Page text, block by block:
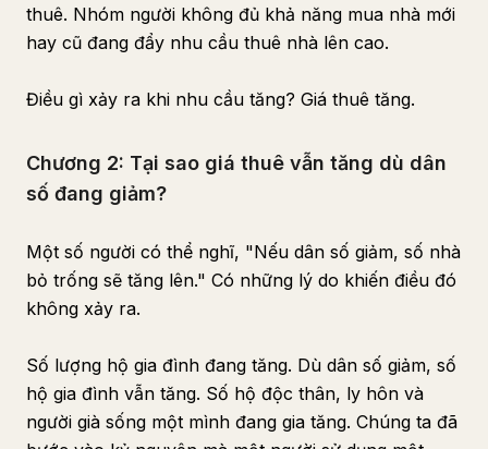
thuê. Nhóm người không đủ khả năng mua nhà mới
hay cũ đang đẩy nhu cầu thuê nhà lên cao.
Điều gì xảy ra khi nhu cầu tăng? Giá thuê tăng.
Chương 2: Tại sao giá thuê vẫn tăng dù dân
số đang giảm?
Một số người có thể nghĩ, "Nếu dân số giảm, số nhà
bỏ trống sẽ tăng lên." Có những lý do khiến điều đó
không xảy ra.
Số lượng hộ gia đình đang tăng. Dù dân số giảm, số
hộ gia đình vẫn tăng. Số hộ độc thân, ly hôn và
người già sống một mình đang gia tăng. Chúng ta đã